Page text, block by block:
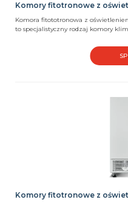
Komory fitotronowe z
Komora fitototronowa z
to specjalistyczny rodzaj komory
Komory fitotronowe z